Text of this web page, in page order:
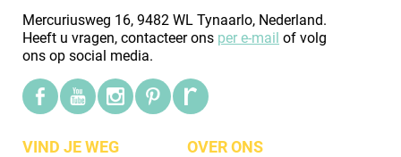
Mercuriusweg 16, 9482 WL Tynaarlo, Nederland.
Heeft u vragen, contacteer ons per e-mail of volg
ons op social media.
VIND JE WEG OVER ONS